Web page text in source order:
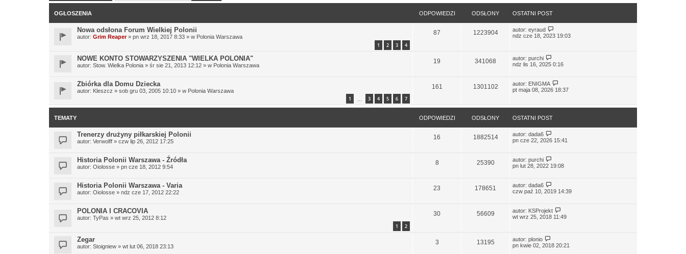
s
z
o
t
s
y
j
o
y
p
OGŁOSZENIA ODPOWIEDZI ODSŁONY OSTATNI POST
Nowa odsłona Forum Wielkiej Polonii
autor: Grim Reaper» pn wrz 18, 2017 8:33 » w Polonia Warszawa
1 2 3 4
87 1223904 autor: eyraud
ndz cze 18, 2023 19:03
NOWE KONTO STOWARZYSZENIA "WIELKA POLONIA"
autor: Stow. Wielka Polonia » śr sie 21, 2013 12:12 » w Polonia Warszawa
19 341068 autor: purchi
ndz lis 16, 2025 0:16
Zbiórka dla Domu Dziecka
autor: Kleszcz » sob gru 03, 2005 10:10 » w Polonia Warszawa
1 3 4 5 6 7
161 1301102 autor: ENIGMA
pt maja 08, 2026 18:37
TEMATY ODPOWIEDZI ODSŁONY OSTATNI POST
Trenerzy drużyny piłkarskiej Polonii
autor: Verwolff » czw lip 26, 2012 17:25
16 1882514 autor: dada6
pn cze 22, 2026 15:41
Historia Polonii Warszawa - Źródła
autor: Oiolosse » pn cze 18, 2012 9:54
8 25390 autor: purchi
pn lut 28, 2022 19:08
Historia Polonii Warszawa - Varia
autor: Oiolosse » ndz cze 17, 2012 22:22
23 178651 autor: dada6
czw paź 10, 2019 14:39
POLONIA I CRACOVIA
autor: TyPas » wt wrz 25, 2012 8:12
1 2
30 56609 autor: KSProjekt
wt wrz 25, 2018 11:49
Zegar
autor: Stoigniew » wt lut 06, 2018 23:13
3 13195 autor: plonio
pn kwie 02, 2018 20:21